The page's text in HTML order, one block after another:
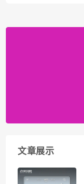
文章展示